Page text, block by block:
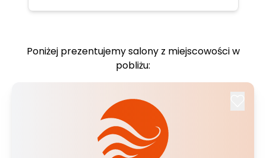
Poniżej prezentujemy salony z miejscowości w
pobliżu: